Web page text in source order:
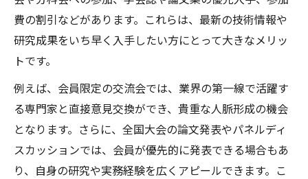
費の割引などがあります。これらは、最新の技術情報や
研究成果をいち早く入手したい方にとって大きなメリッ
トです。
例えば、会員限定の交流会では、業界の第一線で活躍す
る専門家と直接意見交換ができ、貴重な人脈形成の機会
となります。さらに、全国大会の論文発表やパネルディ
スカッションでは、会員が優先的に発表できる場合もあ
り、自身の研究や実務経験を広くアピールできます。こ